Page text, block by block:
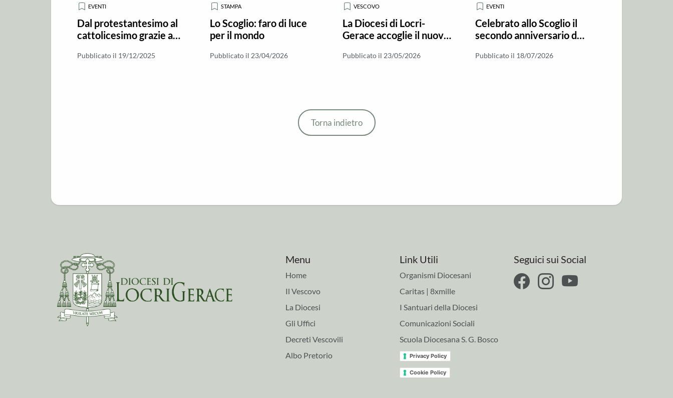
EVENTI
Dal protestantesimo al
cattolicesimo grazie a
Pubblicato il 19/12/2025
STAMPA
Lo Scoglio: faro di luce
per il mondo
Pubblicato il 23/04/2026
VESCOVO
La Diocesi di Locri-
Gerace accoglie il nuovo
Cesare Di Pietro
Pubblicato il 23/05/2026
EVENTI
Celebrato allo Scoglio il
secondo anniversario del
Pubblicato il 18/07/2026
Torna indietro
Menu
Home
Il Vescovo
La Diocesi
Gli Uffici
Decreti Vescovili
Albo Pretorio
Link Utili
Organismi Diocesani
Caritas | 8xmille
I Santuari della Diocesi
Comunicazioni Sociali
Scuola Diocesana S. G. Bosco
Privacy Policy
Cookie Policy
Seguici sui Social